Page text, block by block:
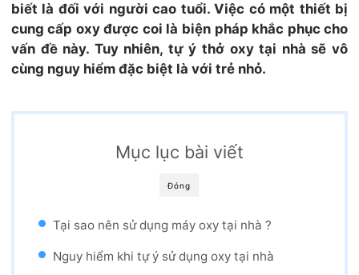
biết là đối với người cao tuổi. Việc có một thiết bị
cung cấp oxy được coi là biện pháp khắc phục cho
vấn đề này. Tuy nhiên, tự ý thở oxy tại nhà sẽ vô
cùng nguy hiểm đặc biệt là với trẻ nhỏ.
Đóng
Mục lục bài viết
Tại sao nên sử dụng máy oxy tại nhà ?
Nguy hiểm khi tự ý sử dụng oxy tại nhà